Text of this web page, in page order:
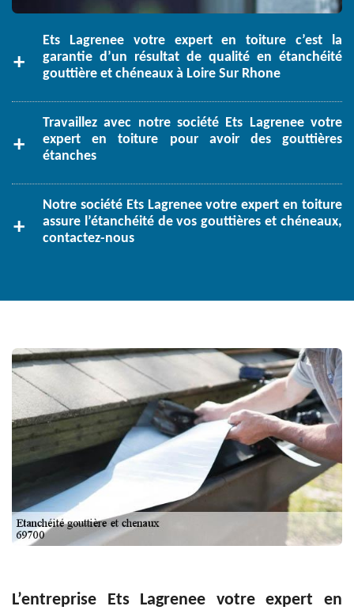
Ets Lagrenee votre expert en toiture c’est la
garantie d’un résultat de qualité en étanchéité
gouttière et chéneaux à Loire Sur Rhone
Travaillez avec notre société Ets Lagrenee votre
expert en toiture pour avoir des gouttières
étanches
Notre société Ets Lagrenee votre expert en toiture
assure l’étanchéité de vos gouttières et chéneaux,
contactez-nous
L’entreprise Ets Lagrenee votre expert en